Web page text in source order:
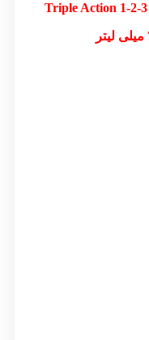
خمیر دندان کلگیت Colgate مدل Triple Action 1-2-3